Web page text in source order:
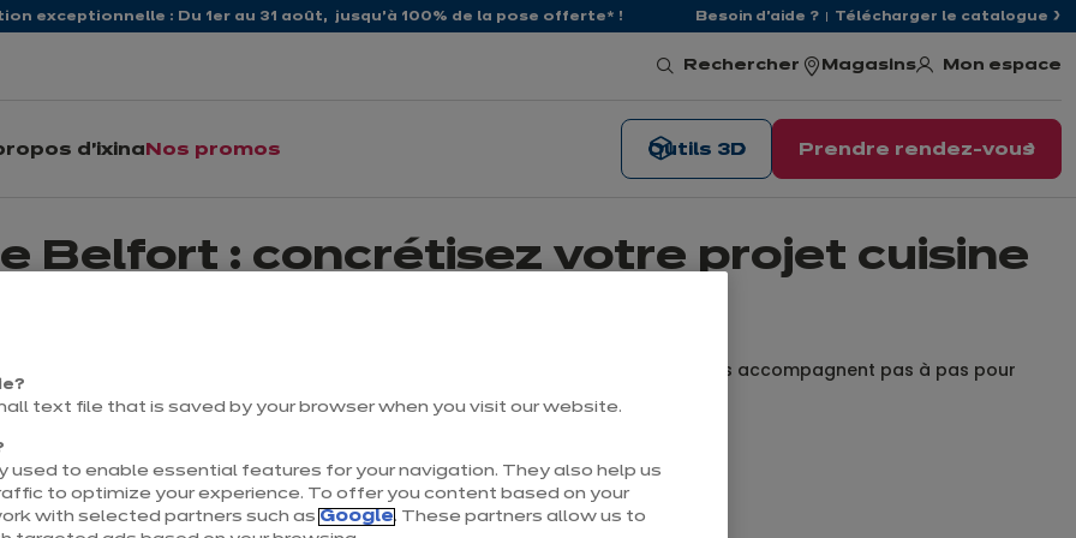
exceptionnelle : Du 1er au 31 août, jusqu’à 100% de la pose offerte* ! Besoin d'aide ? Télécharger le catalogue
Rechercher Magasins Mon espace
d'ixina Nos promos Prendre rendez-vous
Outils 3D
Belfort : concrétisez votre projet cuisine
vous accueille dans son magasin de Belfort – Andelnans, où nos experts vous accompagnent pas à pas pour
et votre budget.
text file that is saved by your browser when you visit our website.
used to enable essential features for your navigation. They also help us
to optimize your experience. To offer you content based on your
with selected partners such as Google. These partners allow us to